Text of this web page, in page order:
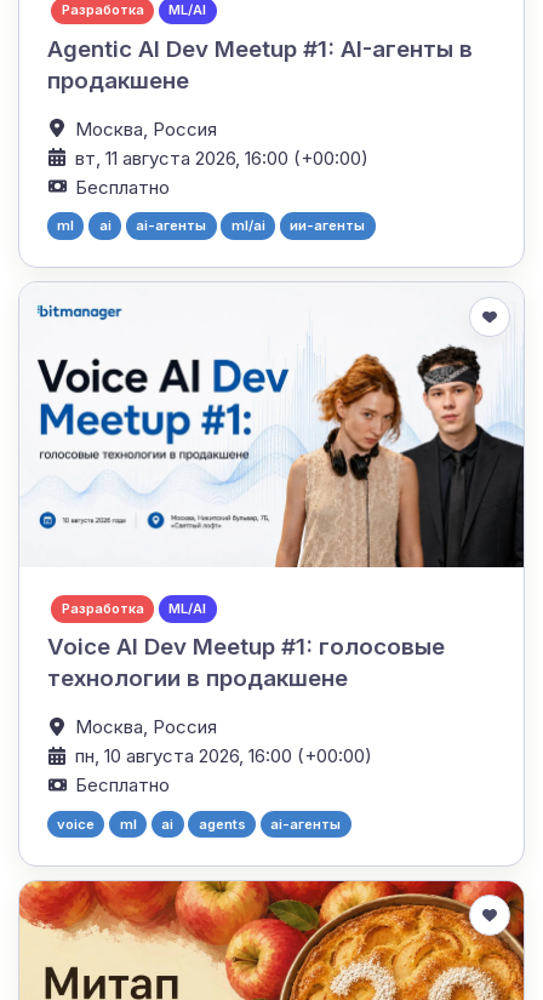
Разработка ML/AI
Agentic AI Dev Meetup #1: AI-агенты в
продакшене
Москва, Россия
вт, 11 августа 2026, 16:00 (+00:00)
Бесплатно
ml ai ai-агенты ml/ai ии-агенты
Разработка ML/AI
Voice AI Dev Meetup #1: голосовые
технологии в продакшене
Москва, Россия
пн, 10 августа 2026, 16:00 (+00:00)
Бесплатно
voice ml ai agents ai-агенты